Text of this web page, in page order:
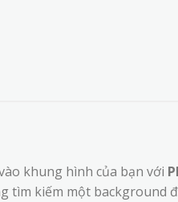
khung hình của bạn với
tìm kiếm một background